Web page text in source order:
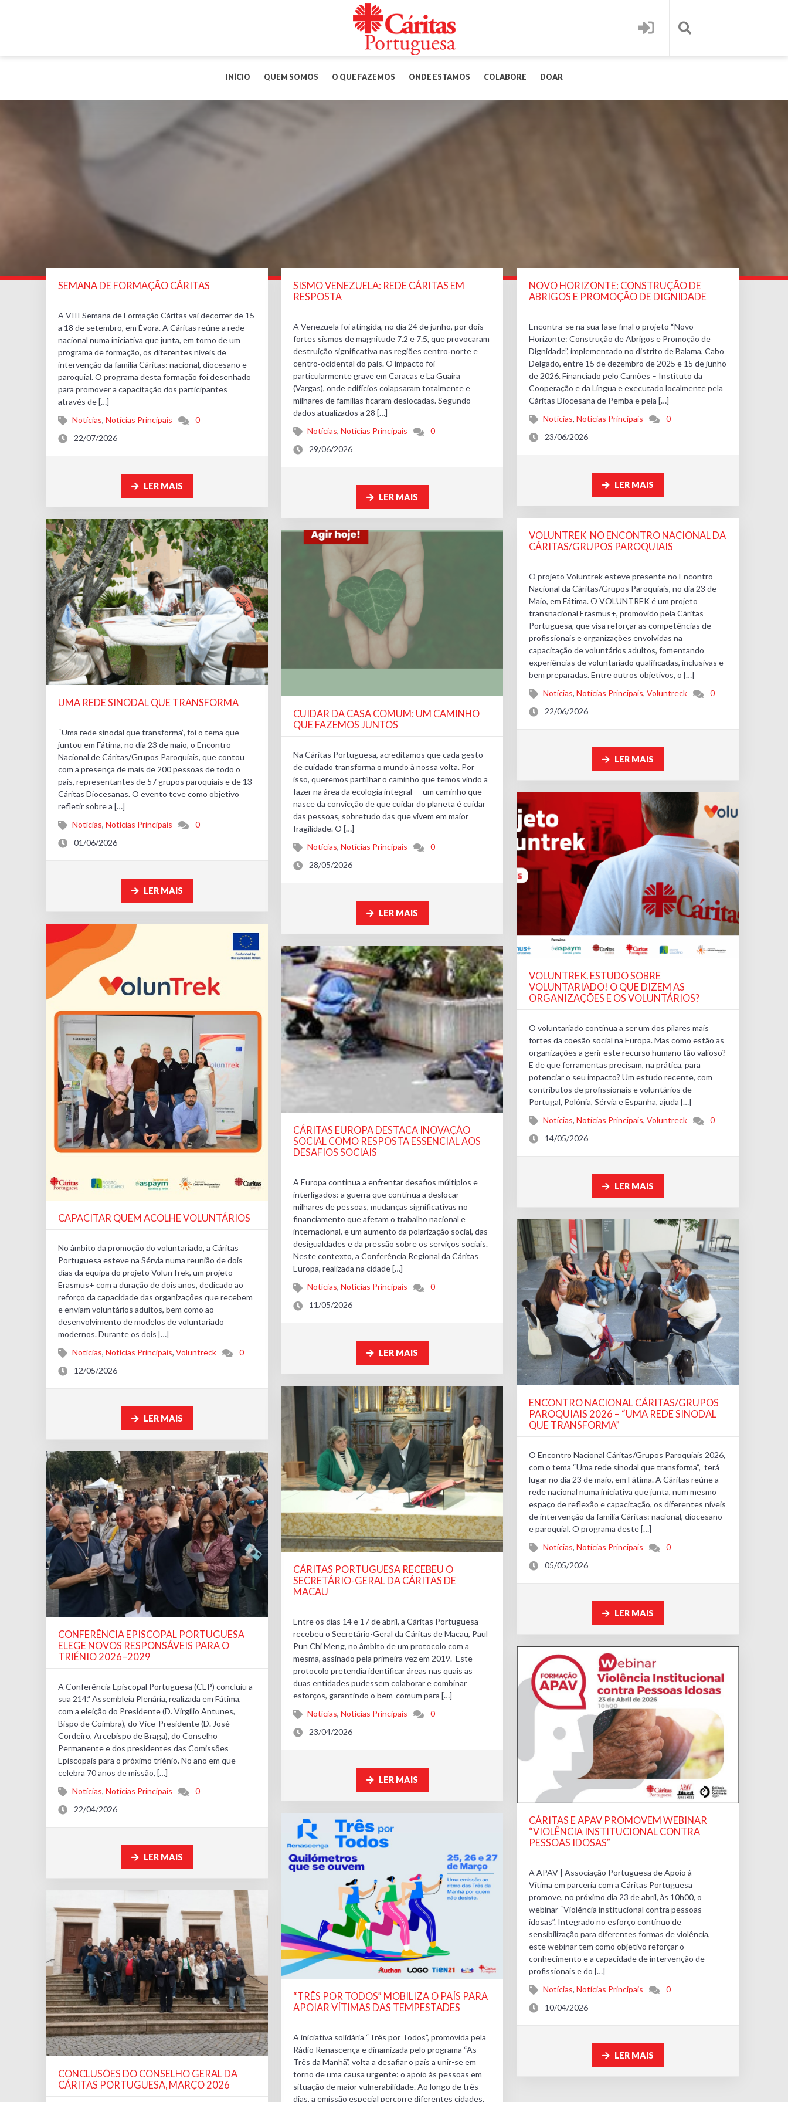
INÍCIO QUEM SOMOS O QUE FAZEMOS ONDE ESTAMOS COLABORE DOAR
SEMANA DE FORMAÇÃO CÁRITAS
A VIII Semana de Formação Cáritas vai decorrer de 15
a 18 de setembro, em Évora. A Cáritas reúne a rede
nacional numa iniciativa que junta, em torno de um
programa de formação, os diferentes níveis de
intervenção da família Cáritas: nacional, diocesano e
paroquial. O programa desta formação foi desenhado
para promover a capacitação dos participantes
através de […]
Notícias,Notícias Principais
0
22/07/2026
LER MAIS
SISMO VENEZUELA: REDE CÁRITAS EM
RESPOSTA
A Venezuela foi atingida, no dia 24 de junho, por dois
fortes sismos de magnitude 7.2 e 7.5, que provocaram
destruição significativa nas regiões centro‑norte e
centro‑ocidental do país. O impacto foi
particularmente grave em Caracas e La Guaira
(Vargas), onde edifícios colapsaram totalmente e
milhares de famílias ficaram deslocadas. Segundo
dados atualizados a 28 […]
Notícias,Notícias Principais
0
29/06/2026
LER MAIS
NOVO HORIZONTE: CONSTRUÇÃO DE
ABRIGOS E PROMOÇÃO DE DIGNIDADE
Encontra-se na sua fase final o projeto “Novo
Horizonte: Construção de Abrigos e Promoção de
Dignidade”, implementado no distrito de Balama, Cabo
Delgado, entre 15 de dezembro de 2025 e 15 de junho
de 2026. Financiado pelo Camões – Instituto da
Cooperação e da Língua e executado localmente pela
Cáritas Diocesana de Pemba e pela […]
Notícias,Notícias Principais
0
23/06/2026
LER MAIS
VOLUNTREK NO ENCONTRO NACIONAL DA
CÁRITAS/GRUPOS PAROQUIAIS
O projeto Voluntrek esteve presente no Encontro
Nacional da Cáritas/Grupos Paroquiais, no dia 23 de
Maio, em Fátima. ​O VOLUNTREK é um projeto
transnacional Erasmus+, promovido pela Cáritas
Portuguesa, que visa reforçar as competências de
profissionais e organizações envolvidas na
capacitação de voluntários adultos, fomentando
experiências de voluntariado qualificadas, inclusivas e
bem preparadas. Entre outros objetivos, o […]
Notícias,Notícias Principais,Voluntreck
0
22/06/2026
LER MAIS
UMA REDE SINODAL QUE TRANSFORMA
“Uma rede sinodal que transforma”, foi o tema que
juntou em Fátima, no dia 23 de maio, o Encontro
Nacional de Cáritas/Grupos Paroquiais, que contou
com a presença de mais de 200 pessoas de todo o
país, representantes de 57 grupos paroquiais e de 13
Cáritas Diocesanas. O evento teve como objetivo
refletir sobre a […]
Notícias,Notícias Principais
0
01/06/2026
LER MAIS
CUIDAR DA CASA COMUM: UM CAMINHO
QUE FAZEMOS JUNTOS
Na Cáritas Portuguesa, acreditamos que cada gesto
de cuidado transforma o mundo à nossa volta. Por
isso, queremos partilhar o caminho que temos vindo a
fazer na área da ecologia integral — um caminho que
nasce da convicção de que cuidar do planeta é cuidar
das pessoas, sobretudo das que vivem em maior
fragilidade. O […]
Notícias,Notícias Principais
0
28/05/2026
LER MAIS
VOLUNTREK. ESTUDO SOBRE
VOLUNTARIADO! O QUE DIZEM AS
ORGANIZAÇÕES E OS VOLUNTÁRIOS?
O voluntariado continua a ser um dos pilares mais
fortes da coesão social na Europa. Mas como estão as
organizações a gerir este recurso humano tão valioso?
E de que ferramentas precisam, na prática, para
potenciar o seu impacto? Um estudo recente, com
contributos de profissionais e voluntários de
Portugal, Polónia, Sérvia e Espanha, ajuda […]
Notícias,Notícias Principais,Voluntreck
0
14/05/2026
LER MAIS
CAPACITAR QUEM ACOLHE VOLUNTÁRIOS
No âmbito da promoção do voluntariado, a Cáritas
Portuguesa esteve na Sérvia numa reunião de dois
dias da equipa do projeto VolunTrek, um projeto
Erasmus+ com a duração de dois anos, dedicado ao
reforço da capacidade das organizações que recebem
e enviam voluntários adultos, bem como ao
desenvolvimento de modelos de voluntariado
modernos. Durante os dois […]
Notícias,Notícias Principais,Voluntreck
0
12/05/2026
LER MAIS
CÁRITAS EUROPA DESTACA INOVAÇÃO
SOCIAL COMO RESPOSTA ESSENCIAL AOS
DESAFIOS SOCIAIS
A Europa continua a enfrentar desafios múltiplos e
interligados: a guerra que continua a deslocar
milhares de pessoas, mudanças significativas no
financiamento que afetam o trabalho nacional e
internacional, e um aumento da polarização social, das
desigualdades e da pressão sobre os serviços sociais.
Neste contexto, a Conferência Regional da Cáritas
Europa, realizada na cidade […]
Notícias,Notícias Principais
0
11/05/2026
LER MAIS
ENCONTRO NACIONAL CÁRITAS/GRUPOS
PAROQUIAIS 2026 – “UMA REDE SINODAL
QUE TRANSFORMA”
O Encontro Nacional Cáritas/Grupos Paroquiais 2026,
com o tema “Uma rede sinodal que transforma“, terá
lugar no dia 23 de maio, em Fátima. A Cáritas reúne a
rede nacional numa iniciativa que junta, num mesmo
espaço de reflexão e capacitação, os diferentes níveis
de intervenção da família Cáritas: nacional, diocesano
e paroquial. O programa deste […]
Notícias,Notícias Principais
0
05/05/2026
LER MAIS
CÁRITAS PORTUGUESA RECEBEU O
SECRETÁRIO-GERAL DA CÁRITAS DE
MACAU
Entre os dias 14 e 17 de abril, a Cáritas Portuguesa
recebeu o Secretário-Geral da Cáritas de Macau, Paul
Pun Chi Meng, no âmbito de um protocolo com a
mesma, assinado pela primeira vez em 2019. Este
protocolo pretendia identificar áreas nas quais as
duas entidades pudessem colaborar e combinar
esforços, garantindo o bem-comum para […]
Notícias,Notícias Principais
0
23/04/2026
LER MAIS
CONFERÊNCIA EPISCOPAL PORTUGUESA
ELEGE NOVOS RESPONSÁVEIS PARA O
TRIÉNIO 2026–2029
A Conferência Episcopal Portuguesa (CEP) concluiu a
sua 214.ª Assembleia Plenária, realizada em Fátima,
com a eleição do Presidente (D. Virgílio Antunes,
Bispo de Coimbra), do Vice-Presidente (D. José
Cordeiro, Arcebispo de Braga), do Conselho
Permanente e dos presidentes das Comissões
Episcopais para o próximo triénio. No ano em que
celebra 70 anos de missão, […]
Notícias,Notícias Principais
0
22/04/2026
LER MAIS
CÁRITAS E APAV PROMOVEM WEBINAR
“VIOLÊNCIA INSTITUCIONAL CONTRA
PESSOAS IDOSAS”
A APAV | Associação Portuguesa de Apoio à
Vítima em parceria com a Cáritas Portuguesa
promove, no próximo dia 23 de abril, às 10h00, o
webinar “Violência institucional contra pessoas
idosas”. Integrado no esforço contínuo de
sensibilização para diferentes formas de violência,
este webinar tem como objetivo reforçar o
conhecimento e a capacidade de intervenção de
profissionais e do […]
Notícias,Notícias Principais
0
10/04/2026
LER MAIS
“TRÊS POR TODOS” MOBILIZA O PAÍS PARA
APOIAR VÍTIMAS DAS TEMPESTADES
A iniciativa solidária “Três por Todos”, promovida pela
Rádio Renascença e dinamizada pelo programa “As
Três da Manhã”, volta a desafiar o país a unir-se em
torno de uma causa urgente: o apoio às pessoas em
situação de maior vulnerabilidade. Ao longo de três
dias, a emissão especial percorre diferentes cidades,
CONCLUSÕES DO CONSELHO GERAL DA
CÁRITAS PORTUGUESA, MARÇO 2026